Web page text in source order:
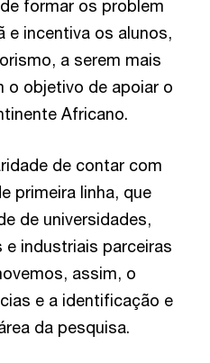
formar os problem
e incentiva os alunos,
a serem mais
o objetivo de apoiar o
Africano.
de contar com
primeira linha, que
de universidades,
industriais parceiras
assim, o
e a identificação e
da pesquisa.